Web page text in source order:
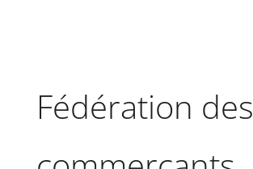
Fédération des